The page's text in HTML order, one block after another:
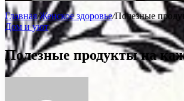
Главная/Женское здоровье/Полезные
Дом и уют
Полезные продукты на